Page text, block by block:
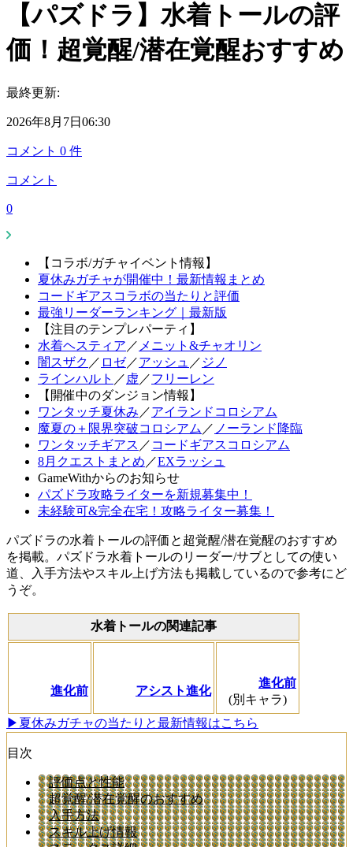
【パズドラ】水着トールの評
価！超覚醒/潜在覚醒おすすめ
最終更新:
2026年8月7日06:30
コメント 0 件
コメント
0
【コラボ/ガチャイベント情報】
夏休みガチャが開催中！最新情報まとめ
コードギアスコラボの当たりと評価
最強リーダーランキング｜最新版
【注目のテンプレパーティ】
水着ヘスティア ／ メニット&チャオリン
闇スザク ／ ロゼ／アッシュ ／ ジノ
ラインハルト ／ 虚 ／フリーレン
【開催中のダンジョン情報】
ワンタッチ夏休み ／アイランドコロシアム
魔夏の＋限界突破コロシアム ／ ノーランド降臨
ワンタッチギアス ／ コードギアスコロシアム
8月クエストまとめ ／EXラッシュ
GameWithからのお知らせ
パズドラ攻略ライターを新規募集中！
未経験可&完全在宅！攻略ライター募集！
パズドラの水着トールの評価と超覚醒/潜在覚醒のおすすめ
を掲載。パズドラ水着トールのリーダー/サブとしての使い
道、入手方法やスキル上げ方法も掲載しているので参考にど
うぞ。
水着トールの関連記事
進化前 アシスト進化
進化前
(別キャラ)
▶︎夏休みガチャの当たりと最新情報はこちら
目次
評価点と性能
超覚醒/潜在覚醒のおすすめ
入手方法
スキル上げ情報